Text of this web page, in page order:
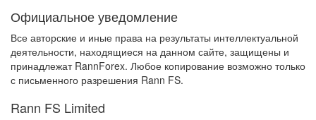
Официальное уведомление
Все авторские и иные права на результаты интеллектуальной
деятельности, находящиеся на данном сайте, защищены и
принадлежат RannForex. Любое копирование возможно только
с письменного разрешения Rann FS.
Rann FS Limited